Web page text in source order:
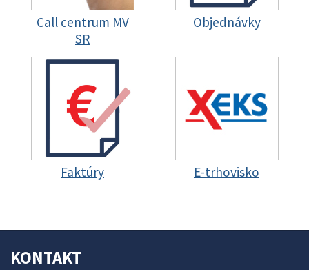
Call centrum MV
SR
Objednávky
Faktúry E-trhovisko
KONTAKT